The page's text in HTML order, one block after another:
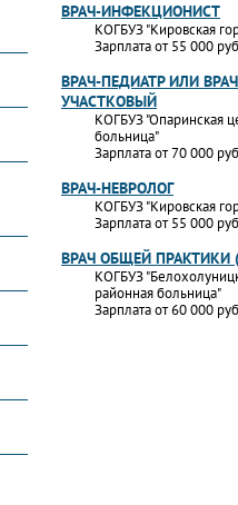
ВРАЧ-ИНФЕКЦИОНИСТ
КОГБУЗ "Кировская
Зарплата от 55 000
ВРАЧ-ПЕДИАТР ИЛИ
УЧАСТКОВЫЙ
КОГБУЗ "Опаринская
больница"
Зарплата от 70 000
ВРАЧ-НЕВРОЛОГ
КОГБУЗ "Кировская
Зарплата от 55 000
ВРАЧ ОБЩЕЙ ПРАКТИКИ
КОГБУЗ
районная больница"
Зарплата от 60 000